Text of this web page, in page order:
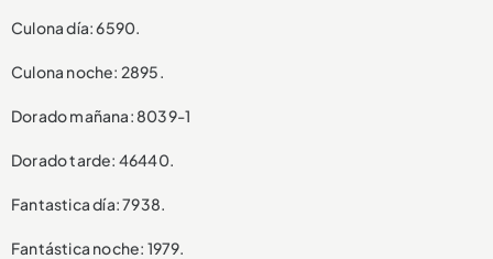
Culona día: 6590.
Culona noche: 2895.
Dorado mañana: 8039-1
Dorado tarde: 46440.
Fantastica día: 7938.
Fantástica noche: 1979.